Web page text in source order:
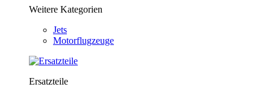
Weitere Kategorien
Jets
Motorflugzeuge
Ersatzteile